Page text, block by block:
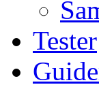
Tester